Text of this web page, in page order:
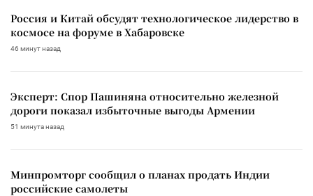
Россия и Китай обсудят технологическое лидерство в
космосе на форуме в Хабаровске
46 минут назад
Эксперт: Спор Пашиняна относительно железной
дороги показал избыточные выгоды Армении
51 минута назад
Минпромторг сообщил о планах продать Индии
российские самолеты